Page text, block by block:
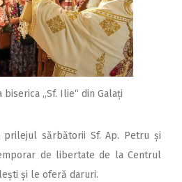
„Sf. Ilie“ din Galați
sărbătorii Sf. Ap. Petru și
de libertate de la Centrul
și le oferă daruri.